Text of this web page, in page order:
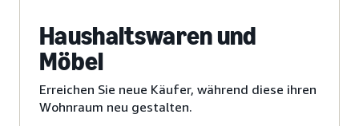
Haushaltswaren und
Möbel
Erreichen Sie neue Käufer, während diese ihren
Wohnraum neu gestalten.